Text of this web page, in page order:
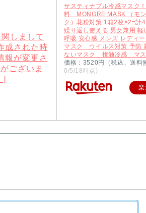
サスティナブル冷感マスク
料 MONGRE MASK （モ
ク）花粉対策 1箱2枚×2=計
繰り返し使える 男女兼用 軽
呼吸 安心感 メンズ レディ
マスク ウイルス対策 予防
ないマスク 接触冷感 マ
価格：3520円（税込、送料
0/5/18時点)